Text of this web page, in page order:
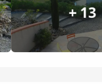
+ 13